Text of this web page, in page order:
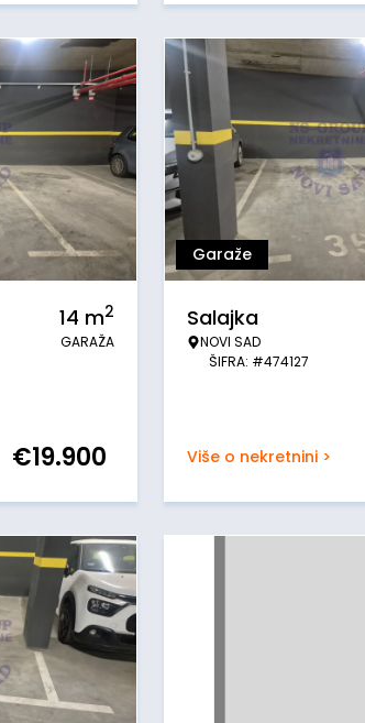
14 m2
GARAŽA
€19.900
Garaže
Salajka
NOVI SAD
ŠIFRA: #474127
Više o nekretnini >